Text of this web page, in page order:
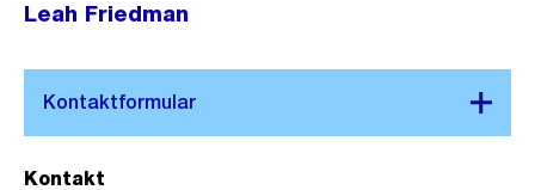
Leah Friedman
Kontakt